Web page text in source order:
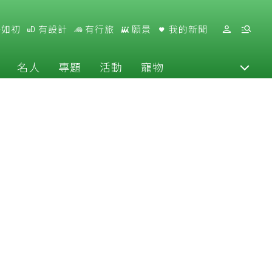
初 有設計 有行旅 願景 我的新聞
名人 專題 活動 寵物